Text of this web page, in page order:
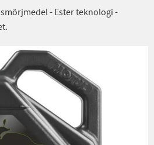
- Ester teknologi -